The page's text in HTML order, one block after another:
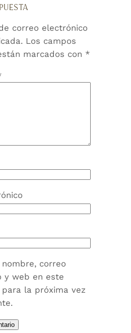
correo electrónico
Los campos
marcados con *
correo
y web en este
para la próxima vez